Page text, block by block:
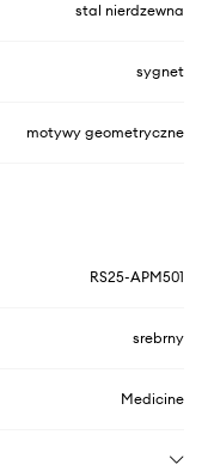
stal nierdzewna
sygnet
motywy geometryczne
RS25-APM501
srebrny
Medicine